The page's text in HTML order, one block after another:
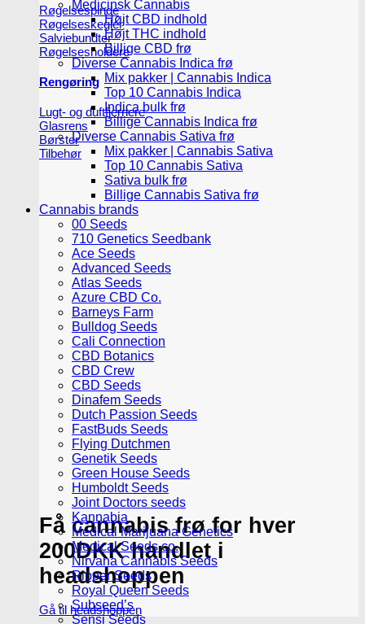
Røgelsespinde
Røgelseskegler
Salviebundter
Røgelsesholdere
Rengøring
Lugt- og duftfjernere
Glasrens
Børster
Tilbehør
Få cannabis frø for hver
200DKK handlet i
headshoppen
Gå til headshoppen
Medicinsk Cannabis
Højt CBD indhold
Højt THC indhold
Billige CBD frø
Diverse Cannabis Indica frø
Mix pakker | Cannabis Indica
Top 10 Cannabis Indica
Indica bulk frø
Billige Cannabis Indica frø
Diverse Cannabis Sativa frø
Mix pakker | Cannabis Sativa
Top 10 Cannabis Sativa
Sativa bulk frø
Billige Cannabis Sativa frø
Cannabis brands
00 Seeds
710 Genetics Seedbank
Ace Seeds
Advanced Seeds
Atlas Seeds
Azure CBD Co.
Barneys Farm
Bulldog Seeds
Cali Connection
CBD Botanics
CBD Crew
CBD Seeds
Dinafem Seeds
Dutch Passion Seeds
FastBuds Seeds
Flying Dutchmen
Genetik Seeds
Green House Seeds
Humboldt Seeds
Joint Doctors seeds
Kannabia
Medical Marijuana Genetics
Medical Seeds co.
Nirvana Cannabis Seeds
Ripper Seeds
Royal Queen Seeds
Subseed’s
Sensi Seeds